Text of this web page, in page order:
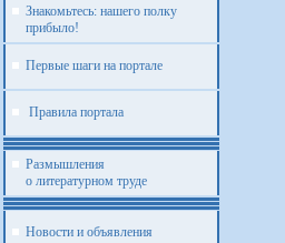
Знакомьтесь: нашего полку
прибыло!
Первые шаги на портале
Правила портала
Размышления
о литературном труде
Новости и объявления